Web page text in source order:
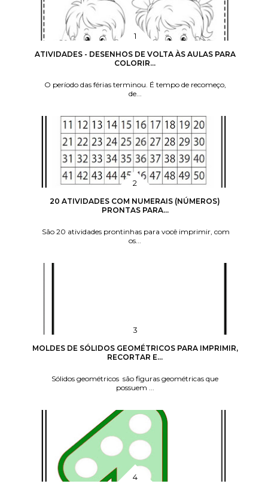
ATIVIDADES - DESENHOS DE VOLTA ÀS AULAS PARA
COLORIR...
O período das férias terminou. É tempo de recomeço,
de...
20 ATIVIDADES COM NUMERAIS (NÚMEROS)
PRONTAS PARA...
São 20 atividades prontinhas para você imprimir, com
os...
MOLDES DE SÓLIDOS GEOMÉTRICOS PARA IMPRIMIR,
RECORTAR E...
Sólidos geométricos são figuras geométricas que
possuem ...